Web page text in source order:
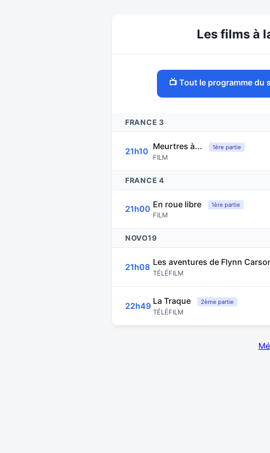
Les films à
📺 Tout le programme du
FRANCE 3
21h10 Meurtres à... 1ère partie
FILM
FRANCE 4
21h00 En roue libre 1ère partie
FILM
NOVO19
21h08 Les aventures de Flynn
TÉLÉFILM
22h49 La Traque 2ème partie
TÉLÉFILM